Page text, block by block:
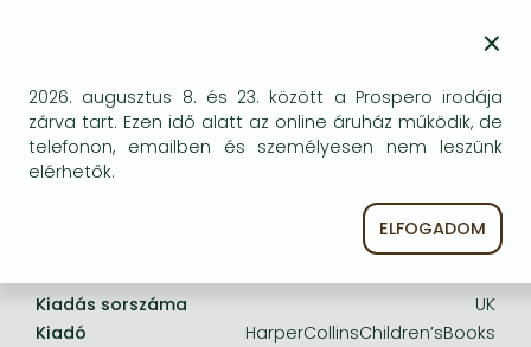
One-Punch Man manga
Kiadás sorszáma
UK
Kiadó
HarperCollinsChildren’sBooks
×
2026. augusztus 8. és 23. között a Prospero irodája
zárva tart. Ezen idő alatt az online áruház működik, de
telefonon, emailben és személyesen nem leszünk
elérhetők.
ELFOGADOM